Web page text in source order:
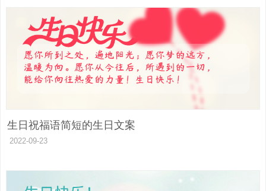
生日祝福语简短的生日文案
2022-09-23